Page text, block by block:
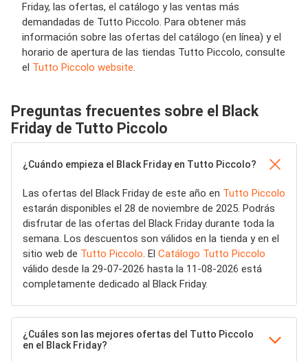
Friday, las ofertas, el catálogo y las ventas más
demandadas de Tutto Piccolo. Para obtener más
información sobre las ofertas del catálogo (en línea) y el
horario de apertura de las tiendas Tutto Piccolo, consulte
el Tutto Piccolo website.
Preguntas frecuentes sobre el Black
Friday de Tutto Piccolo
¿Cuándo empieza el Black Friday en Tutto Piccolo?
Las ofertas del Black Friday de este año en Tutto Piccolo
estarán disponibles el 28 de noviembre de 2025. Podrás
disfrutar de las ofertas del Black Friday durante toda la
semana. Los descuentos son válidos en la tienda y en el
sitio web de Tutto Piccolo. El Catálogo Tutto Piccolo
válido desde la 29-07-2026 hasta la 11-08-2026 está
completamente dedicado al Black Friday.
¿Cuáles son las mejores ofertas del Tutto Piccolo
en el Black Friday?